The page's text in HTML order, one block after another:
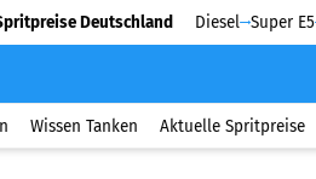
Deutschland Diesel Super E5
Wissen Tanken Aktuelle Spritpreise